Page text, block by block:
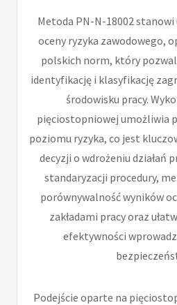
Metoda PN-N-18002
oceny ryzyka zawodowego,
polskich norm, który
identyfikację i klasyfikację
środowisku pracy.
pięciostopniowej umożliwia
poziomu ryzyka, co jest
decyzji o wdrożeniu działań
standaryzacji procedury,
porównywalność wyników
zakładami pracy oraz
efektywności
Podejście oparte na